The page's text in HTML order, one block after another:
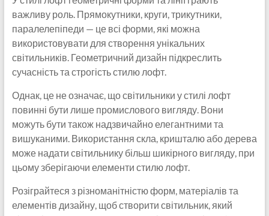
важливу роль. Прямокутники, круги, трикутники,
паралелепіпеди — це всі форми, які можна
використовувати для створення унікальних
світильників. Геометричний дизайн підкреслить
сучасність та строгість стилю лофт.
Однак, це не означає, що світильники у стилі лофт
повинні бути лише промислового вигляду. Вони
можуть бути також надзвичайно елегантними та
вишуканими. Використання скла, кришталю або дерева
може надати світильнику більш шикірного вигляду, при
цьому зберігаючи елементи стилю лофт.
Розіграйтеся з різноманітністю форм, матеріалів та
елементів дизайну, щоб створити світильник, який